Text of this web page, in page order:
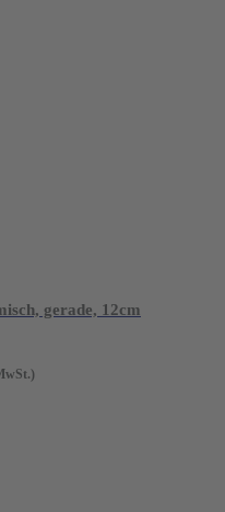
gerade, 12cm